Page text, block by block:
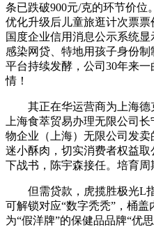
条已跌破900元/克的环节价位
优化升级后儿童旅逛计次票票
国度企业信用消息公示系统
感染网贷、特地用孩子身份
平台持续发酵，公司30年来
情！
其正在华运营商为上海德
上海食萃贸易办理无限公司
物企业（上海）无限公司发
迷小酥肉，切实消费者权益取
下战书，陈宇森接任。培育周
但需贷款，虎揽胜极光L指
可解锁对应“数字秃秃”，桶
为“假洋牌”的保健品品牌“优